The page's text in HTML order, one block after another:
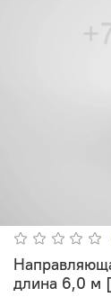
длина 6,0 м